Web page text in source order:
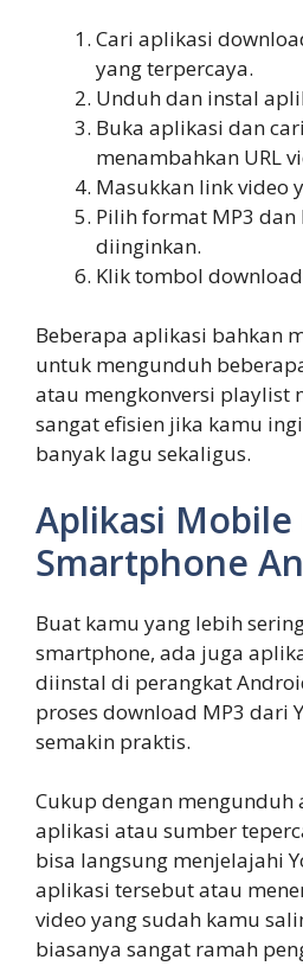
Cari aplikasi
yang terpercaya.
Unduh dan instal
Buka aplikasi dan
menambahkan URL
Masukkan link video
Pilih format MP3
diinginkan.
Klik tombol
Beberapa aplikasi bahkan
untuk mengunduh
atau mengkonversi playlist
sangat efisien jika kamu
banyak lagu sekaligus.
Aplikasi
Smartphone
Buat kamu yang lebih
smartphone, ada juga
diinstal di perangkat
proses download MP3 dari
semakin praktis.
Cukup dengan
aplikasi atau sumber
bisa langsung menjelajahi
aplikasi tersebut atau
video yang sudah kamu
biasanya sangat ramah